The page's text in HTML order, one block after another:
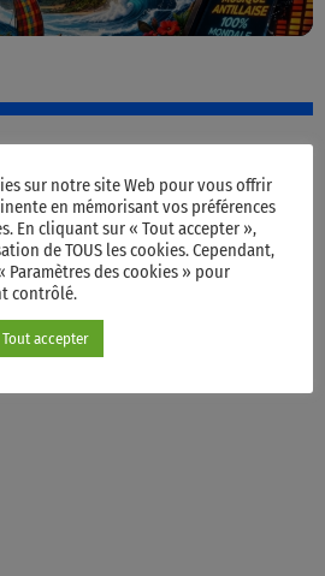
sur notre site Web pour vous offrir
en mémorisant vos préférences
En cliquant sur « Tout accepter »,
de TOUS les cookies. Cependant,
des cookies » pour
contrôlé.
Tout accepter